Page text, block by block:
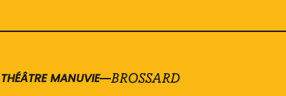
THÉÂTRE MANUVIE BROSSARD